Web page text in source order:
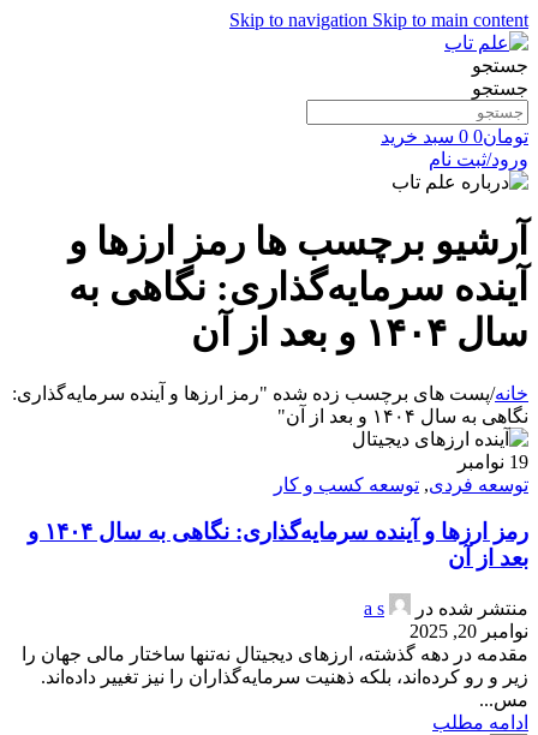
Skip to navigation Skip to main content
جستجو
جستجو
تومان0
0 سبد خرید
ورود/ثبت نام
آرشیو برچسب ها رمز ارزها و
آینده سرمایه‌گذاری: نگاهی به
سال ۱۴۰۴ و بعد از آن
خانه/پست های برچسب زده شده "رمز ارزها و آینده سرمایه‌گذاری:
نگاهی به سال ۱۴۰۴ و بعد از آن"
19 نوامبر
توسعه فردی, توسعه کسب و کار
رمز ارزها و آینده سرمایه‌گذاری: نگاهی به سال ۱۴۰۴ و
بعد از آن
منتشر شده در
a s
نوامبر 20, 2025
مقدمه در دهه گذشته، ارزهای دیجیتال نه‌تنها ساختار مالی جهان را
زیر و رو کرده‌اند، بلکه ذهنیت سرمایه‌گذاران را نیز تغییر داده‌اند.
مس...
ادامه مطلب